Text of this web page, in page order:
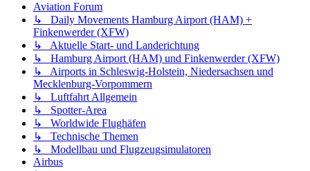
Aviation Forum
↳ Daily Movements Hamburg Airport (HAM) +
Finkenwerder (XFW)
↳ Aktuelle Start- und Landerichtung
↳ Hamburg Airport (HAM) und Finkenwerder (XFW)
↳ Airports in Schleswig-Holstein, Niedersachsen und
Mecklenburg-Vorpommern
↳ Luftfahrt Allgemein
↳ Spotter-Area
↳ Worldwide Flughäfen
↳ Technische Themen
↳ Modellbau und Flugzeugsimulatoren
Airbus